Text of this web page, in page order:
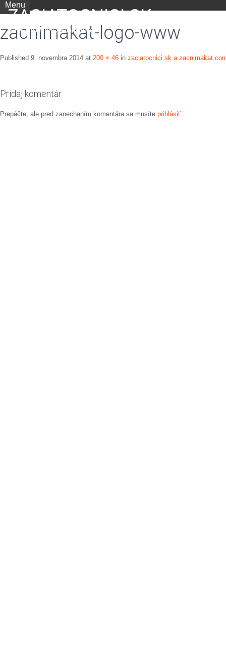
ZACIATOCNICI.SK
portál nielen pre začiatočníkov
Menu
zacnimakat-logo-www
Published 9. novembra 2014 at 200 × 46 in zaciatocnici.sk a
Pridaj komentár
Prepáčte, ale pred zanechaním komentára sa musíte prihlásiť.